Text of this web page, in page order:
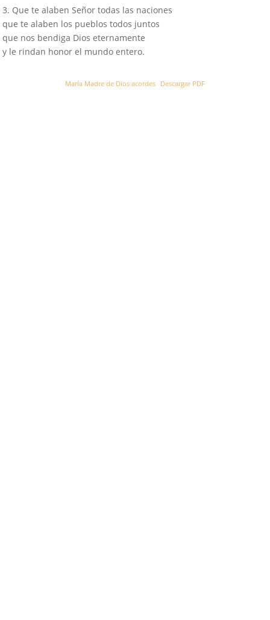
3. Que te alaben Señor todas las naciones
que te alaben los pueblos todos juntos
que nos bendiga Dios eternamente
y le rindan honor el mundo entero.
María Madre de Dios acordes Descargar PDF